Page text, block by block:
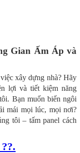
Gian Ấm Áp và
xây dựng nhà? Hãy
lợi và tiết kiệm năng
Bạn muốn biến ngôi
mái mọi lúc, mọi nơi?
tôi – tấm panel cách